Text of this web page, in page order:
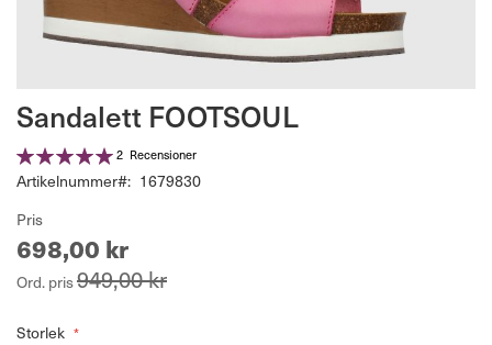
Sandalett FOOTSOUL
Betyg:
100%
2 Recensioner
Artikelnummer
1679830
Pris
698,00 kr
Ord. pris949,00 kr
Storlek
till
början
av
bildgalleriet